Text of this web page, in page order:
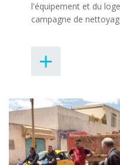
l'équipement et du
campagne de